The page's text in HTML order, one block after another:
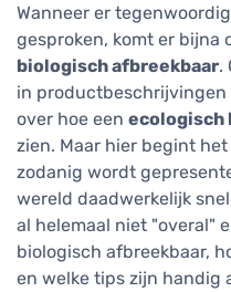
Wanneer er
gesproken, komt er bijna
biologisch afbreekbaar.
in
over hoe een ecologisch
zien. Maar hier begint
zodanig wordt
wereld daadwerkelijk
al helemaal niet "overal"
biologisch afbreekbaar,
en welke tips zijn handig